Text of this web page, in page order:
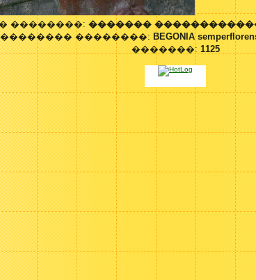
��������:�������
��������: BEGONIA
�������: 1125